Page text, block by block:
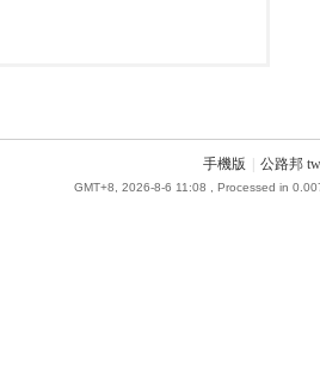
手機版 公路邦
GMT+8, 2026-8-6 11:08 , Processed in